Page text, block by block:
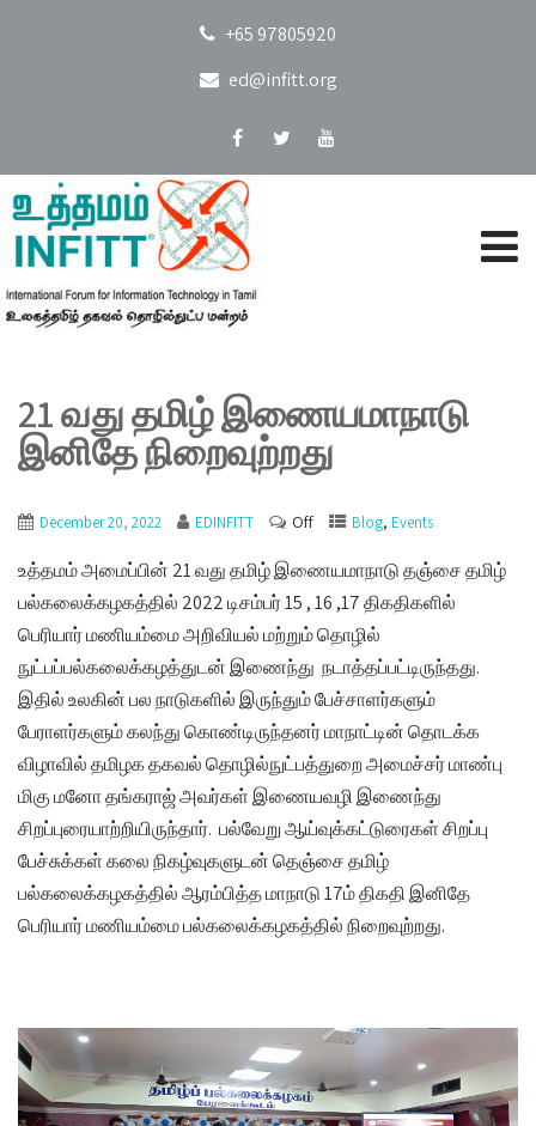
+65 97805920
ed@infitt.org
21 வது தமிழ் இணையமாநாடு
இனிதே நிறைவுற்றது
December 20, 2022 EDINFITT Off Blog, Events
உத்தமம் அமைப்பின் 21 வது தமிழ் இணையமாநாடு தஞ்சை தமிழ்
பல்கலைக்கழகத்தில் 2022 டிசம்பர் 15 , 16 ,17 திகதிகளில்
பெரியார் மணியம்மை அறிவியல் மற்றும் தொழில்
நுட்பப்பல்கலைக்கழத்துடன் இணைந்து நடாத்தப்பட்டிருந்தது.
இதில் உலகின் பல நாடுகளில் இருந்தும் பேச்சாளர்களும்
பேராளர்களும் கலந்து கொண்டிருந்தனர் மாநாட்டின் தொடக்க
விழாவில் தமிழக தகவல் தொழில்நுட்பத்துறை அமைச்சர் மாண்பு
மிகு மனோ தங்கராஜ் அவர்கள் இணையவழி இணைந்து
சிறப்புரையாற்றியிருந்தார். பல்வேறு ஆய்வுக்கட்டுரைகள் சிறப்பு
பேச்சுக்கள் கலை நிகழ்வுகளுடன் தெஞ்சை தமிழ்
பல்கலைக்கழகத்தில் ஆரம்பித்த மாநாடு 17ம் திகதி இனிதே
பெரியார் மணியம்மை பல்கலைக்கழகத்தில் நிறைவுற்றது.